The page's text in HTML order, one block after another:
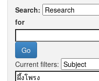
Search:
for
Current filters: